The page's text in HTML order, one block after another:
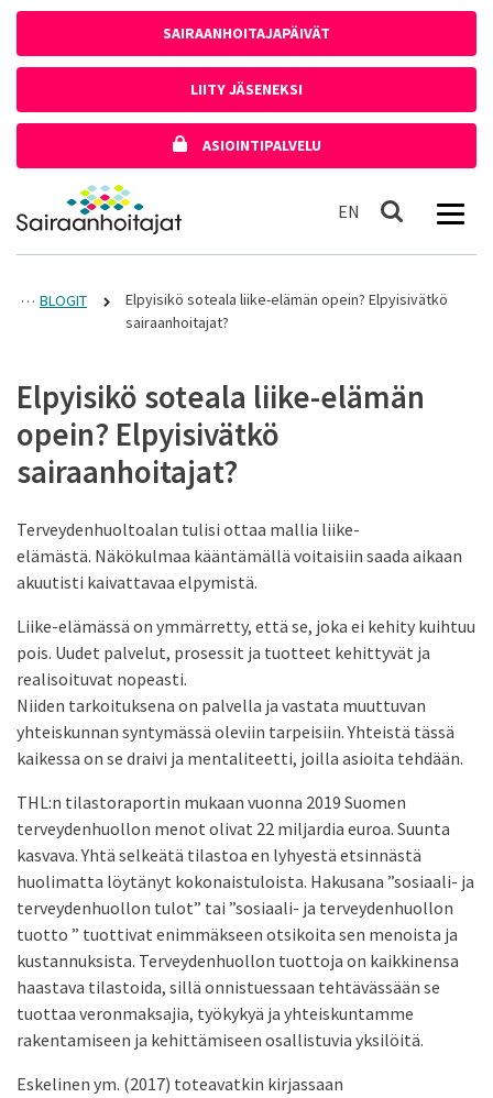
SAIRAANHOITAJAPÄIVÄT
LIITY JÄSENEKSI
ASIOINTIPALVELU
Etusivulle
EN In English
Haku
BLOGIT
Elpyisikö soteala liike-elämän opein? Elpyisivätkö
sairaanhoitajat?
Elpyisikö soteala liike-elämän
opein? Elpyisivätkö
sairaanhoitajat?
Terveydenhuoltoalan tulisi ottaa mallia liike-
elämästä. Näkökulmaa kääntämällä voitaisiin saada aikaan
akuutisti kaivattavaa elpymistä.
Liike-elämässä on ymmärretty, että se, joka ei kehity kuihtuu
pois. Uudet palvelut, prosessit ja tuotteet kehittyvät ja
realisoituvat nopeasti.
Niiden tarkoituksena on palvella ja vastata muuttuvan
yhteiskunnan syntymässä oleviin tarpeisiin. Yhteistä tässä
kaikessa on se draivi ja mentaliteetti, joilla asioita tehdään.
THL:n tilastoraportin mukaan vuonna 2019 Suomen
terveydenhuollon menot olivat 22 miljardia euroa. Suunta
kasvava. Yhtä selkeätä tilastoa en lyhyestä etsinnästä
huolimatta löytänyt kokonaistuloista. Hakusana ”sosiaali- ja
terveydenhuollon tulot” tai ”sosiaali- ja terveydenhuollon
tuotto ” tuottivat enimmäkseen otsikoita sen menoista ja
kustannuksista. Terveydenhuollon tuottoja on kaikkinensa
haastava tilastoida, sillä onnistuessaan tehtävässään se
tuottaa veronmaksajia, työkykyä ja yhteiskuntamme
rakentamiseen ja kehittämiseen osallistuvia yksilöitä.
Eskelinen ym. (2017) toteavatkin kirjassaan